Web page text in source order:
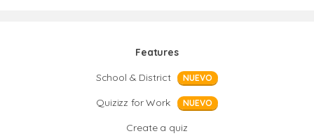
Features
School & District
NUEVO
Quizizz for Work NUEVO
Create a quiz